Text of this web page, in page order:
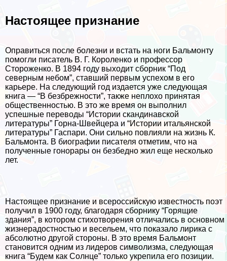
Настоящее признание
Оправиться после болезни и встать на ноги Бальмонту
помогли писатель В. Г. Короленко и профессор
Стороженко. В 1894 году выходит сборник “Под
северным небом”, ставший первым успехом в его
карьере. На следующий год издается уже следующая
книга — “В безбрежности”, также неплохо принятая
общественностью. В это же время он выполнил
успешные переводы “Истории скандинавской
литературы” Горна-Швейцера и “Истории итальянской
литературы” Гаспари. Они сильно повлияли на жизнь К.
Бальмонта. В биографии писателя отметим, что на
полученные гонорары он безбедно жил еще несколько
лет.
Настоящее признание и всероссийскую известность поэт
получил в 1900 году, благодаря сборнику “Горящие
здания”, в котором стихотворения отличались в основном
жизнерадостностью и весельем, что показало лирика с
абсолютно другой стороны. В это время Бальмонт
становится одним из лидеров символизма, следующая
книга “Будем как Солнце” только укрепила его позиции.